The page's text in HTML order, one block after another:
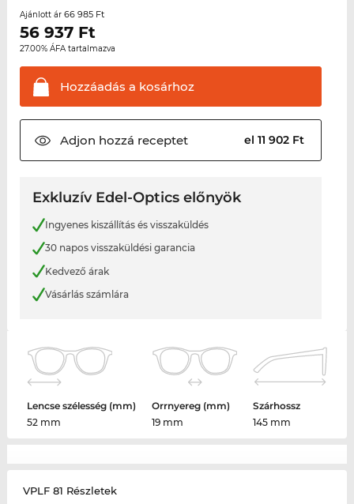
Ajánlott ár 66 985 Ft
56 937Ft
27.00% ÁFA tartalmazva
Hozzáadás a kosárhoz
Adjon hozzá receptet el 11 902 Ft
Exkluzív Edel-Optics előnyök
Ingyenes kiszállítás és visszaküldés
30 napos visszaküldési garancia
Kedvező árak
Vásárlás számlára
Lencse szélesség (mm)
52 mm
Orrnyereg (mm)
19 mm
Szárhossz
145 mm
VPLF 81 Részletek